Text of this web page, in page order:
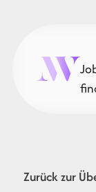
Zurück zur